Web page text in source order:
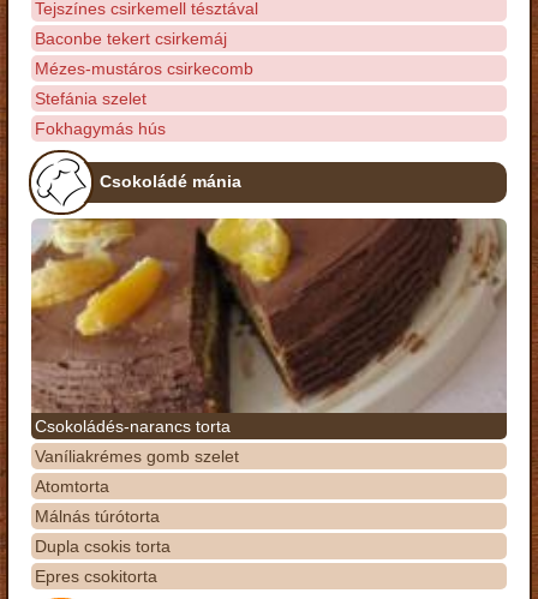
Tejszínes csirkemell tésztával
Baconbe tekert csirkemáj
Mézes-mustáros csirkecomb
Stefánia szelet
Fokhagymás hús
Csokoládé mánia
Csokoládés-narancs torta
Vaníliakrémes gomb szelet
Atomtorta
Málnás túrótorta
Dupla csokis torta
Epres csokitorta